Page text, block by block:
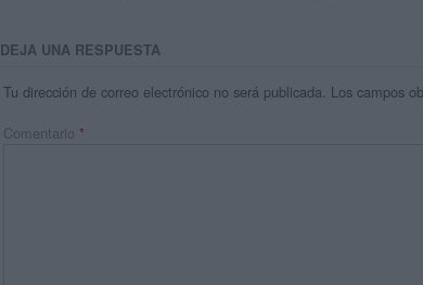
DEJA UNA RESPUESTA
Tu dirección de correo electrónico no será publicada. Los campos
Comentario *